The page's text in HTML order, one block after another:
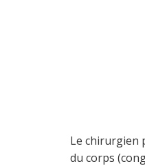
Le chirurgien
du corps